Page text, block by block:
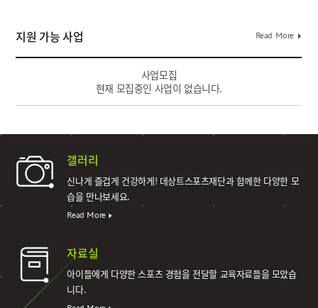
지원 가능 사업 Read More
사업모집
현재 모집중인 사업이 없습니다.
갤러리
신나게 즐겁게 건강하게! 데상트스포츠재단과 함께한 다양한 모
습을 만나보세요.
Read More
자료실
아이들에게 다양한 스포츠 경험을 전달할 교육자료들을 모았습
니다.